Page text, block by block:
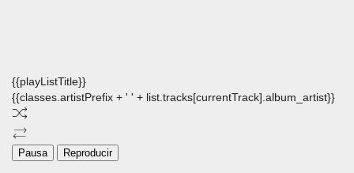
{{playListTitle}}
{{classes.artistPrefix + ' ' + list.tracks[currentTrack].album_artist}}
Pausa Reproducir